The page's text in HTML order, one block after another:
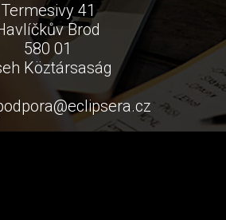
Termesivy 41
Brod
580 01
Köztársaság
@eclipsera.cz